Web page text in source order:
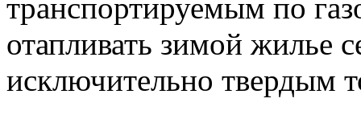
транспортируемым по
отапливать зимой жилье
исключительно твердым